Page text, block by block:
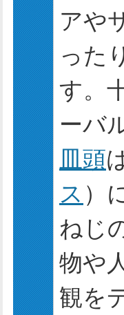
アや
った
す。
ーバ
皿頭
ス ）
ねじ
物や
観を